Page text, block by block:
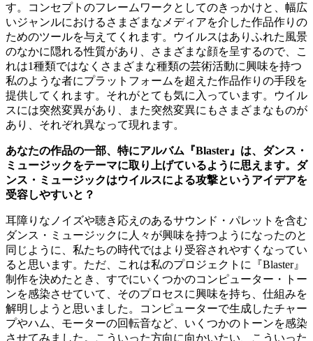
す。コンセプトのフレームワークとしてのきっかけと、幅広
いジャンルにおけるさまざまなメディアを介した作品作りの
ためのツールを与えてくれます。ウイルスはありふれた風景
のなかに隠れる性質があり、さまざまな顔を呈するので、こ
れは1種類ではなくさまざまな種類の芸術活動に興味を持つ
私のような者にプラットフォームを超えた作品作りの手段を
提供してくれます。それがとても気に入っています。ウイル
スには突然変異があり、また突然変異にもさまざまなものが
あり、それぞれ異なって現れます。
あなたの作品の一部、特にアルバム『Blaster』は、ダンス・
ミュージックをテーマに取り上げているように思えます。ダ
ンス・ミュージックはウイルスによる攻撃というアイデアを
受容しやすいと？
耳障りなノイズや聴き応えのあるサウンド・パレットを含む
ダンス・ミュージックに人々が興味を持つようになったのと
同じように、私たちの時代ではより受容されやすくなってい
ると思います。ただ、これは私のプロジェクトに『Blaster』
制作を決めたとき、すでにいくつかのコンピューター・トー
ンを感染させていて、そのプロセスに興味を持ち、仕組みを
解明しようと思いました。コンピューターで生成したチャー
プやハム、モーターの回転音など、いくつかのトーンを感染
させてみました。こういった方向に向かいたい、こういった